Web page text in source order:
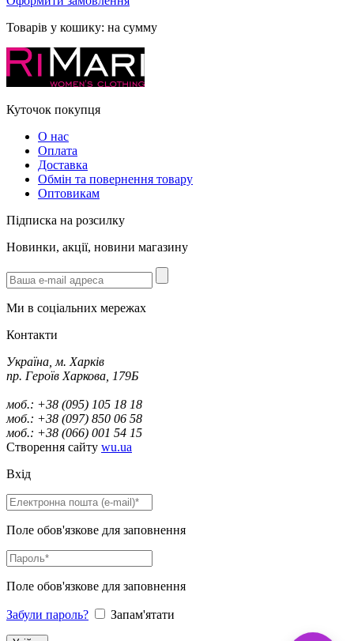
Товарів у кошику: на сумму
Куточок покупця
О нас
Оплата
Доставка
Обмін та повернення товару
Оптовикам
Підписка на розсилку
Новинки, акції, новини магазину
Ми в соціальних мережах
Контакти
Україна, м. Харків
пр. Героїв Харкова, 179Б
моб.: +38 (095) 105 18 18
моб.: +38 (097) 850 06 58
моб.: +38 (066) 001 54 15
Створення сайту wu.ua
Вхід
Поле обов'язкове для заповнення
Поле обов'язкове для заповнення
Забули пароль? Запам'ятати